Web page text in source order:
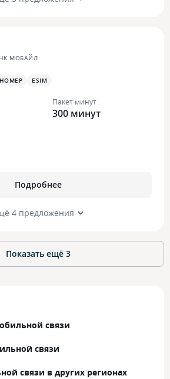
МОБАЙЛ
ESIM
Пакет минут
300 минут
Подробнее
4 предложения
Показать ещё 3
связи
связи
связи в других регионах